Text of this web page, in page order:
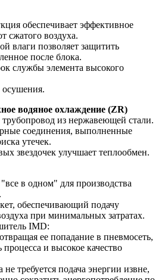
обеспечивает эффективное
сжатого воздуха.
влаги позволяет защитить
после блока.
службы элемента высокого
осушения.
водяное охлаждение (ZR)
из нержавеющей стали.
соединения, выполненные
утечек.
звездочек улучшает теплообмен.
в одном" для производства
обеспечивающий подачу
при минимальных затратах.
IMD:
ее попадание в пневмосеть,
и высокое качество
требуется подача энергии извне,